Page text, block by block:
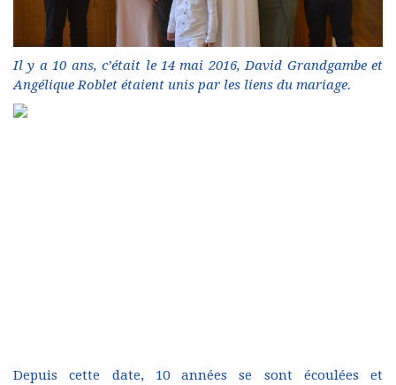
Il y a 10 ans, c’était le 14 mai 2016, David Grandgambe et
Angélique Roblet étaient unis par les liens du mariage.
Depuis cette date, 10 années se sont écoulées et